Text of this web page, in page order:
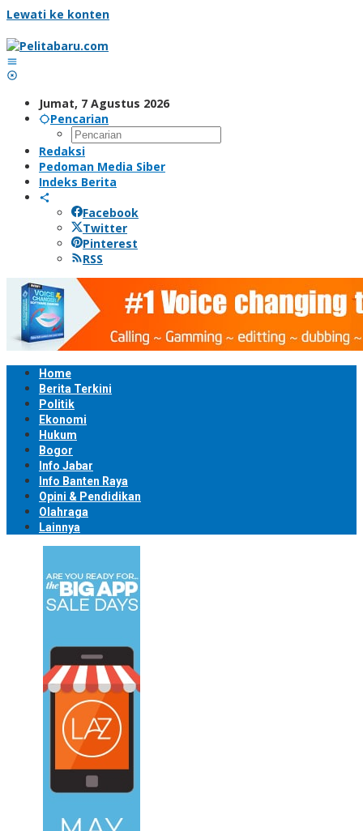
Lewati ke konten
Jumat, 7 Agustus 2026
Pencarian
Redaksi
Pedoman Media Siber
Indeks Berita
Facebook
Twitter
Pinterest
RSS
Home
Berita Terkini
Politik
Ekonomi
Hukum
Bogor
Info Jabar
Info Banten Raya
Opini & Pendidikan
Olahraga
Lainnya